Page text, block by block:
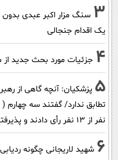
3 سنگ مزار اکبر عبدی
یک اقدام جنجالی
4 جزئیات مورد بحث جدید
5 پزشکیان‌: آنچه گاهی از
نفر از 13 نفر رأی دادند و پذیرفتند
6 شهید لاریجانی چگونه